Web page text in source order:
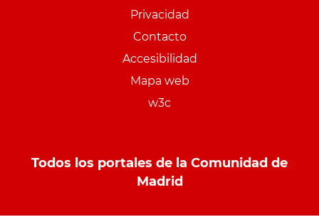
Privacidad
Contacto
Accesibilidad
Mapa web
w3c
Todos los portales de la Comunidad de
Madrid